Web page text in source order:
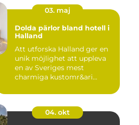
03. maj
Dolda pärlor bland hotell i
Halland
Att utforska Halland ger en
unik möjlighet att uppleva
en av Sveriges mest
charmiga kustomr&ari...
04. okt